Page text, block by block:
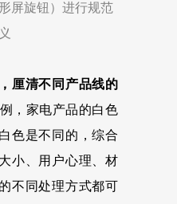
屏旋钮）进行规范
厘清不同产品线的
，家电产品的白色
色是不同的，综合
小、用户心理、材
不同处理方式都可